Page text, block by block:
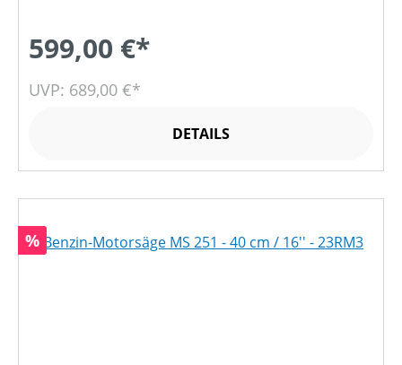
599,00 €*
UVP: 689,00 €*
DETAILS
Rabatt
%